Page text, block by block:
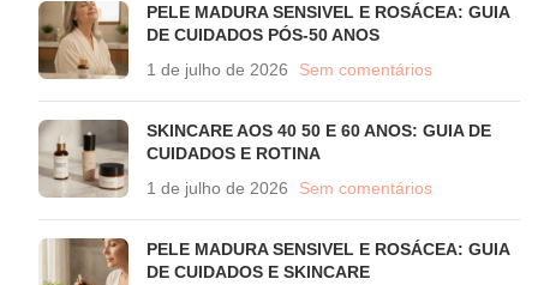
PELE MADURA SENSIVEL E ROSÁCEA: GUIA
DE CUIDADOS PÓS-50 ANOS
1 de julho de 2026
Sem comentários
SKINCARE AOS 40 50 E 60 ANOS: GUIA DE
CUIDADOS E ROTINA
1 de julho de 2026
Sem comentários
PELE MADURA SENSIVEL E ROSÁCEA: GUIA
DE CUIDADOS E SKINCARE